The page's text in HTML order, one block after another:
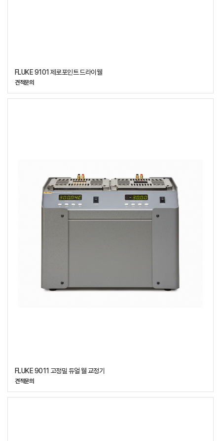
FLUKE 9101 제로포인트 드라이웰
견적문의
FLUKE 9011 고정밀 듀얼 웰 교정기
견적문의